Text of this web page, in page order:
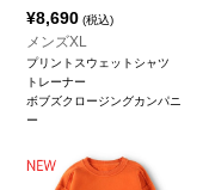
¥8,690 (税込)
メンズXL
プリントスウェットシャツ
トレーナー
ボブズクロージングカンパニ
ー